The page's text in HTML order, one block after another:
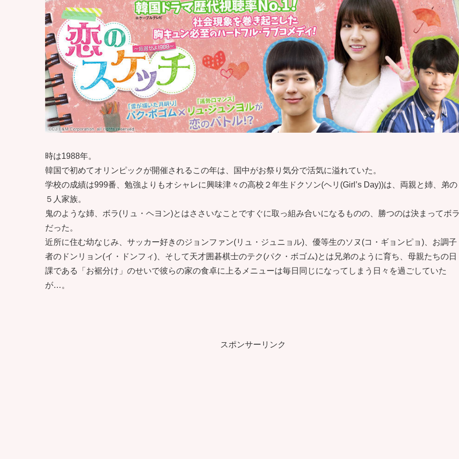
時は1988年。
韓国で初めてオリンピックが開催されるこの年は、国中がお祭り気分で活気に溢れていた。
学校の成績は999番、勉強よりもオシャレに興味津々の高校２年生ドクソン(ヘリ(Girl’s Day))は、両親と姉、弟の
５人家族。
鬼のような姉、ボラ(リュ・ヘヨン)とはささいなことですぐに取っ組み合いになるものの、勝つのは決まってボ
だった。
近所に住む幼なじみ、サッカー好きのジョンファン(リュ・ジュニョル)、優等生のソヌ(コ・ギョンピョ)、お調子
者のドンリョン(イ・ドンフィ)、そして天才囲碁棋士のテク(パク・ボゴム)とは兄弟のように育ち、母親たちの日
課である「お裾分け」のせいで彼らの家の食卓に上るメニューは毎日同じになってしまう日々を過ごしていた
が…。
スポンサーリンク